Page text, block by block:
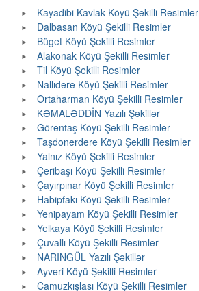
Kayadibi Kavlak Köyü Şekilli Resimler
Dalbasan Köyü Şekilli Resimler
Büget Köyü Şekilli Resimler
Alakonak Köyü Şekilli Resimler
Til Köyü Şekilli Resimler
Nallıdere Köyü Şekilli Resimler
Ortaharman Köyü Şekilli Resimler
KƏMALƏDDİN Yazılı Şəkillər
Görentaş Köyü Şekilli Resimler
Taşdonerdere Köyü Şekilli Resimler
Yalnız Köyü Şekilli Resimler
Çeribaşı Köyü Şekilli Resimler
Çayırpınar Köyü Şekilli Resimler
Habipfakı Köyü Şekilli Resimler
Yenipayam Köyü Şekilli Resimler
Yelkaya Köyü Şekilli Resimler
Çuvallı Köyü Şekilli Resimler
NARINGÜL Yazılı Şəkillər
Ayveri Köyü Şekilli Resimler
Camuzkışlası Köyü Şekilli Resimler